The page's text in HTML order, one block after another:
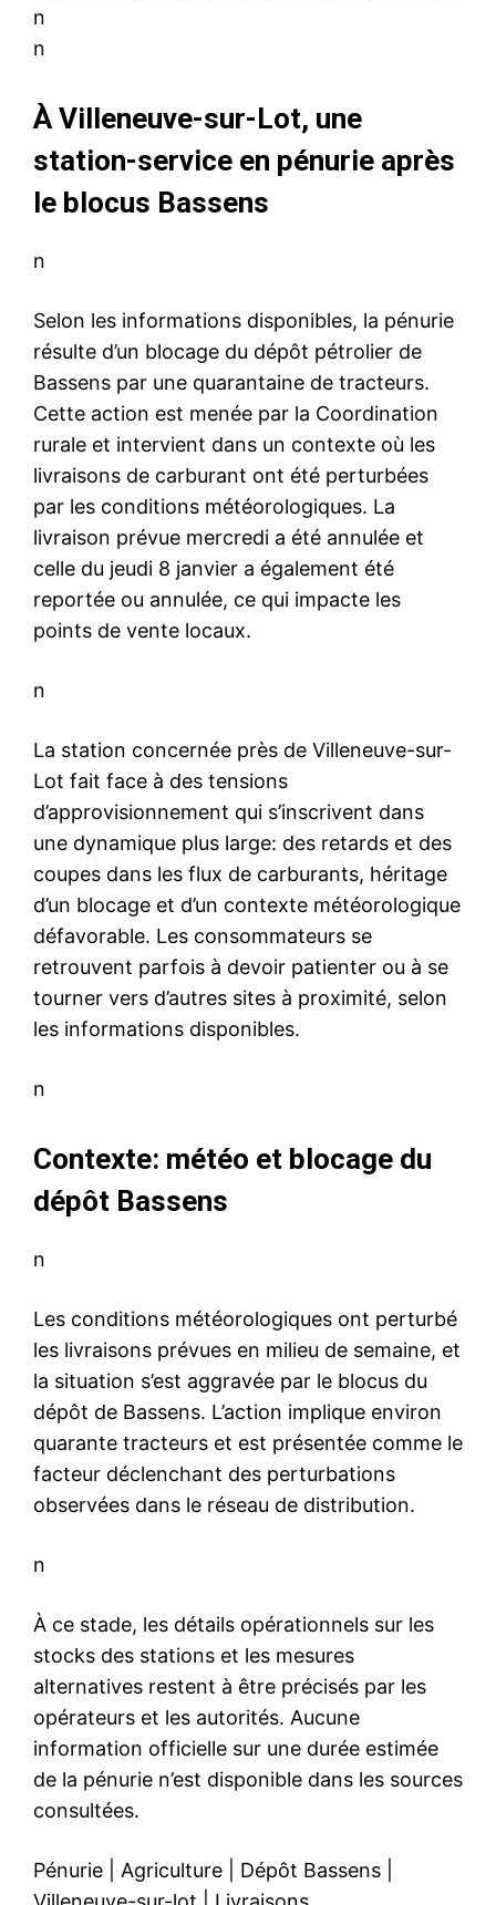
n
n
À Villeneuve-sur-Lot, une
station-service en pénurie après
le blocus Bassens
n
Selon les informations disponibles, la pénurie
résulte d’un blocage du dépôt pétrolier de
Bassens par une quarantaine de tracteurs.
Cette action est menée par la Coordination
rurale et intervient dans un contexte où les
livraisons de carburant ont été perturbées
par les conditions météorologiques. La
livraison prévue mercredi a été annulée et
celle du jeudi 8 janvier a également été
reportée ou annulée, ce qui impacte les
points de vente locaux.
n
La station concernée près de Villeneuve-sur-
Lot fait face à des tensions
d’approvisionnement qui s’inscrivent dans
une dynamique plus large: des retards et des
coupes dans les flux de carburants, héritage
d’un blocage et d’un contexte météorologique
défavorable. Les consommateurs se
retrouvent parfois à devoir patienter ou à se
tourner vers d’autres sites à proximité, selon
les informations disponibles.
n
Contexte: météo et blocage du
dépôt Bassens
n
Les conditions météorologiques ont perturbé
les livraisons prévues en milieu de semaine, et
la situation s’est aggravée par le blocus du
dépôt de Bassens. L’action implique environ
quarante tracteurs et est présentée comme le
facteur déclenchant des perturbations
observées dans le réseau de distribution.
n
À ce stade, les détails opérationnels sur les
stocks des stations et les mesures
alternatives restent à être précisés par les
opérateurs et les autorités. Aucune
information officielle sur une durée estimée
de la pénurie n’est disponible dans les sources
consultées.
Pénurie Agriculture Dépôt Bassens